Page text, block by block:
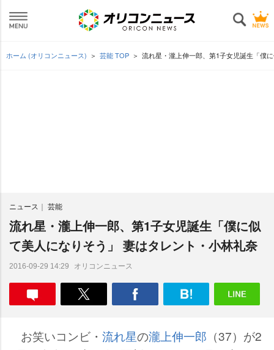
ホーム (オリコンニュース) 芸能 TOP 流れ星・瀧上伸一郎、第1子女児誕生「僕
ニュース 芸能
流れ星・瀧上伸一郎、第1子女児誕生「僕に似
て美人になりそう」 妻はタレント・小林礼奈
2016-09-29 14:29 オリコンニュース
お笑いコンビ・ 流れ星の瀧上伸一郎 （37）が2